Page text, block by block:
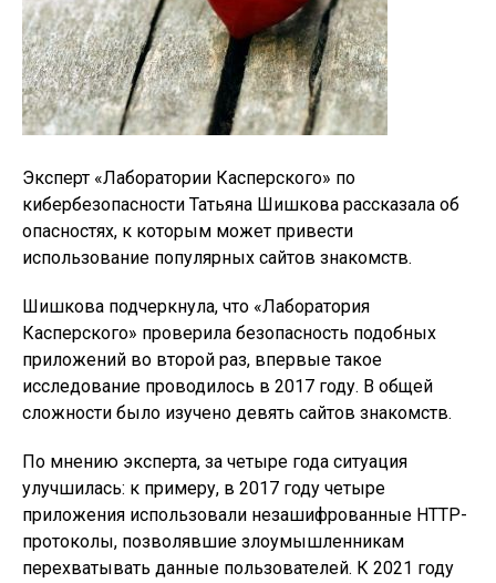
Эксперт «Лаборатории Касперского» по
кибербезопасности Татьяна Шишкова рассказала об
опасностях, к которым может привести
использование популярных сайтов знакомств.
Шишкова подчеркнула, что «Лаборатория
Касперского» проверила безопасность подобных
приложений во второй раз, впервые такое
исследование проводилось в 2017 году. В общей
сложности было изучено девять сайтов знакомств.
По мнению эксперта, за четыре года ситуация
улучшилась: к примеру, в 2017 году четыре
приложения использовали незашифрованные HTTP-
протоколы, позволявшие злоумышленникам
перехватывать данные пользователей. К 2021 году